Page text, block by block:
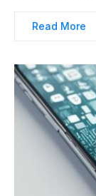
Read More